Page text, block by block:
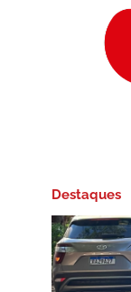
Destaques